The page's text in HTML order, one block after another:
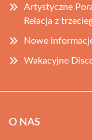
Artystyczne
Relacja z
Nowe
Wakacyjne
O NAS